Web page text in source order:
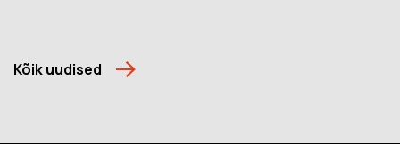
Kõik uudised